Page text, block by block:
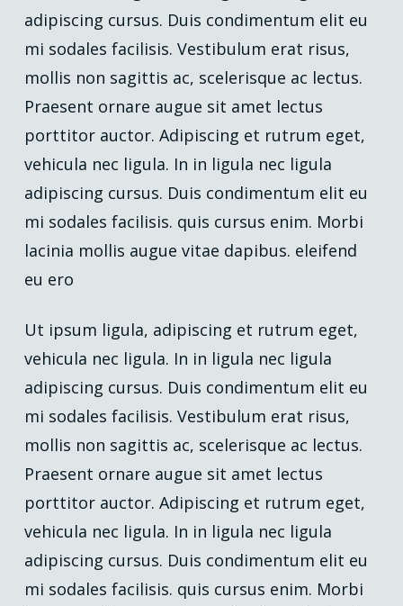
adipiscing cursus. Duis condimentum elit eu
mi sodales facilisis. Vestibulum erat risus,
mollis non sagittis ac, scelerisque ac lectus.
Praesent ornare augue sit amet lectus
porttitor auctor. Adipiscing et rutrum eget,
vehicula nec ligula. In in ligula nec ligula
adipiscing cursus. Duis condimentum elit eu
mi sodales facilisis. quis cursus enim. Morbi
lacinia mollis augue vitae dapibus. eleifend
eu ero
Ut ipsum ligula, adipiscing et rutrum eget,
vehicula nec ligula. In in ligula nec ligula
adipiscing cursus. Duis condimentum elit eu
mi sodales facilisis. Vestibulum erat risus,
mollis non sagittis ac, scelerisque ac lectus.
Praesent ornare augue sit amet lectus
porttitor auctor. Adipiscing et rutrum eget,
vehicula nec ligula. In in ligula nec ligula
adipiscing cursus. Duis condimentum elit eu
mi sodales facilisis. quis cursus enim. Morbi